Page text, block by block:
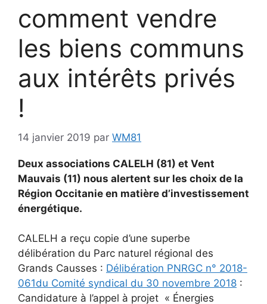
comment vendre
les biens communs
aux intérêts privés
!
14 janvier 2019 par WM81
Deux associations CALELH (81) et Vent
Mauvais (11) nous alertent sur les choix de la
Région Occitanie en matière d’investissement
énergétique.
CALELH a reçu copie d’une superbe
délibération du Parc naturel régional des
Grands Causses : Délibération PNRGC n° 2018-
061du Comité syndical du 30 novembre 2018 :
Candidature à l’appel à projet « Énergies